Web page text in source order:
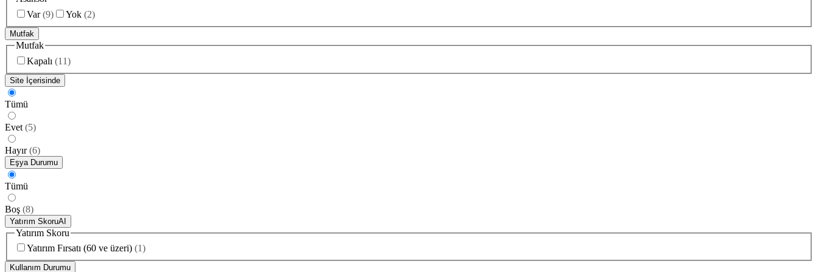
Var (9) Yok (2)
Mutfak
Mutfak
Kapalı (11)
Site İçerisinde
Tümü
Evet (5)
Hayır (6)
Eşya Durumu
Tümü
Boş (8)
Yatırım SkoruAI
Yatırım Skoru
Yatırım Fırsatı (60 ve üzeri) (1)
Kullanım Durumu